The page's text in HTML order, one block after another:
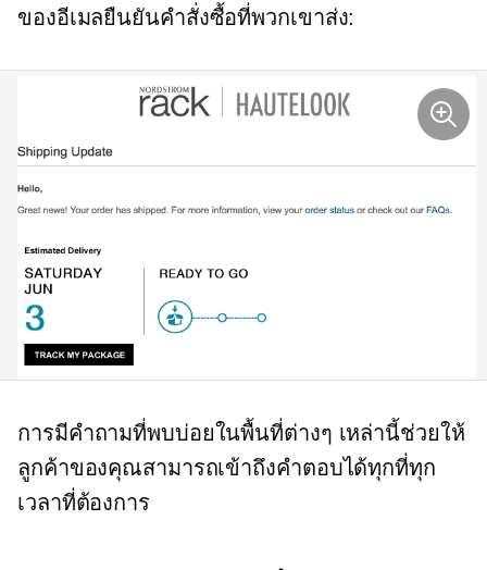
ของอีเมลยืนยันคำสั่งซื้อที่พวกเขาส่ง:
การมีคำถามที่พบบ่อยในพื้นที่ต่างๆ เหล่านี้ช่วยให้
ลูกค้าของคุณสามารถเข้าถึงคำตอบได้ทุกที่ทุก
เวลาที่ต้องการ